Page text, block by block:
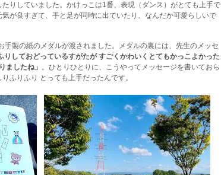
りしていました。かけっこは1番、表現（ダンス）がとても上手で
が良すぎて、手と足が同時に出ていたり、なんだか可愛らしいで
手製の紙のメダルが渡されました。メダルの裏には、先生のメッセ
りしておどっているすがたが すごくかわいくとてもかっこよかった
ましたね」 。ひとりひとりに、こうやってメッセージを書いておら
ふりふり とっても上手だったんです。